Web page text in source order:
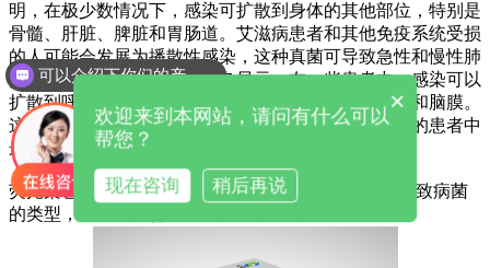
明，在极少数情况下，感染可扩散到身体的其他部位，特别是
骨髓、肝脏、脾脏和胃肠道。艾滋病患者和其他免疫系统受损
的人可能会发展为播散性感染，这种真菌可导致急性和慢性肺
炎，无症状或吸入。真菌染色显示，在一些患者中，感染可以
扩散到呼吸道以外的组织，主要是皮肤、骨骼、关节和脑膜。
这种并发症在男性、艾滋病患者和其他免疫系统受损的患者中
最常见。
荧光染色液厂家提醒痰培养及药敏试验:痰培养可检测致病菌
的类型，从而选择合适的药物进行治疗。
可以介绍下你们的产品么
×
欢迎来到本网站，请问有什么可以
帮您？
现在咨询 稍后再说